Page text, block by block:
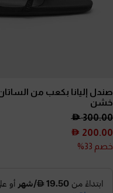
صندل إليانا بكعب من
خشن
300.00
200.00
خصم 33%